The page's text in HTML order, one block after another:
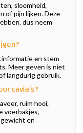
sloomheid,
of pijn lijken. Deze
dus neem
en stem
Meer geven is niet
langdurig gebruik.
cavia’s?
ruim hooi,
voerbakjes,
en